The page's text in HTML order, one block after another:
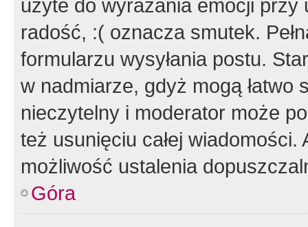
użyte do wyrażania emocji
radość, :( oznacza smutek.
formularzu wysyłania postu.
w nadmiarze, gdyż mogą
nieczytelny i moderator może
też usunięciu całej
możliwość ustalenia
Góra